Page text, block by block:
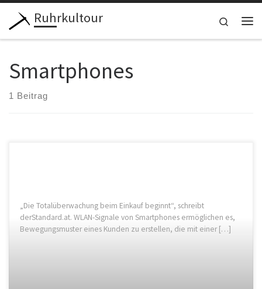
Zum Inhalt springen
Ruhrkultour
Search
Smartphones
1 Beitrag
„Die Totalüberwachung beim Einkauf beginnt“, schreibt
derStandard.at. WLAN-Signale von Smartphones ermöglichen es,
Bewegungsmuster eines Kunden zu erstellen, die mit einer […]